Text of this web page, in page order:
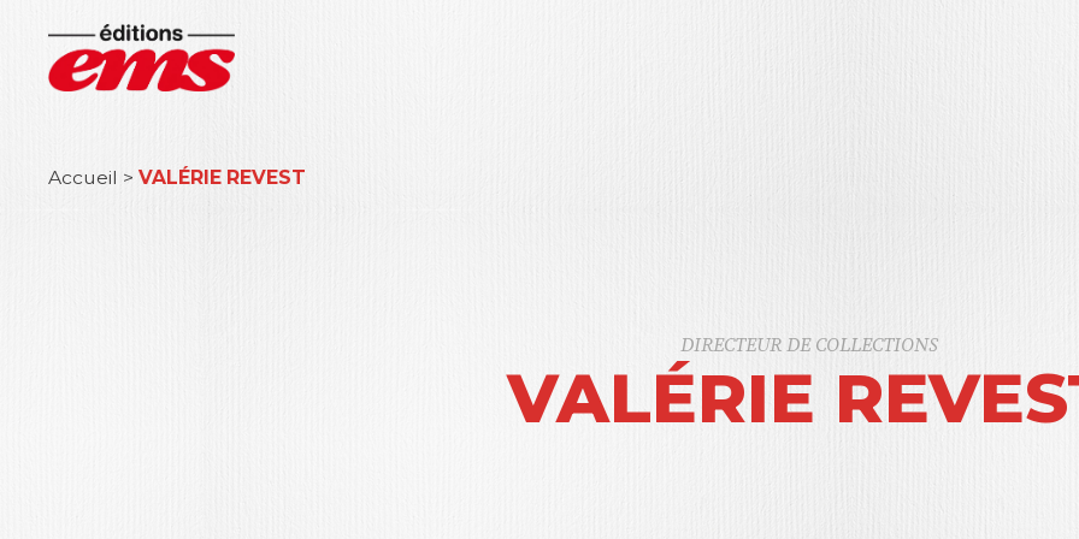
Accueil > VALÉRIE REVEST
DIRECTEUR DE COLLECTIONS
VALÉRIE